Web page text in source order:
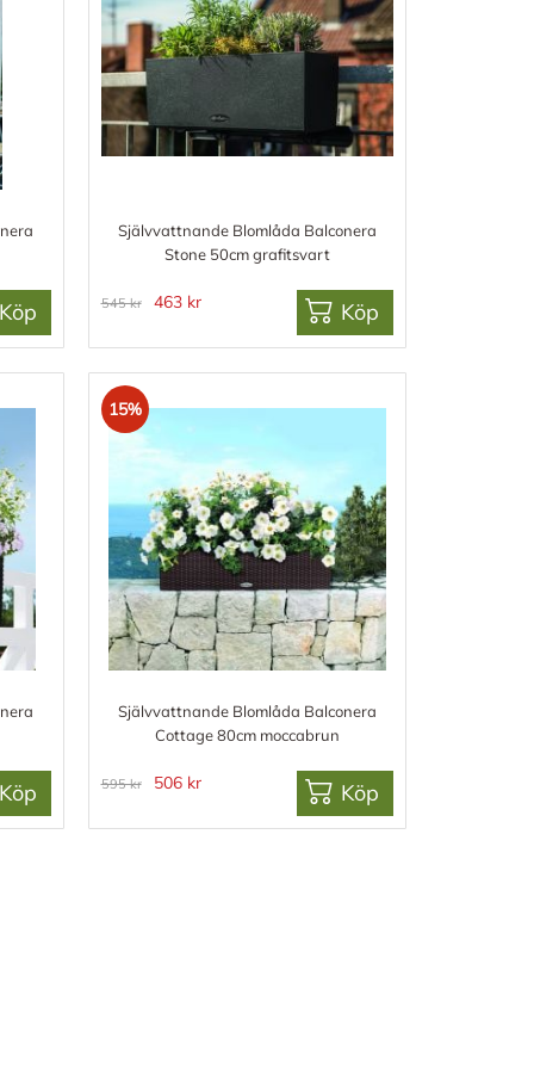
Självvattnande Blomlåda Balconera
Stone 50cm grafitsvart
545 kr 463 kr Köp
15%
Självvattnande Blomlåda Balconera
Cottage 80cm moccabrun
595 kr 506 kr Köp